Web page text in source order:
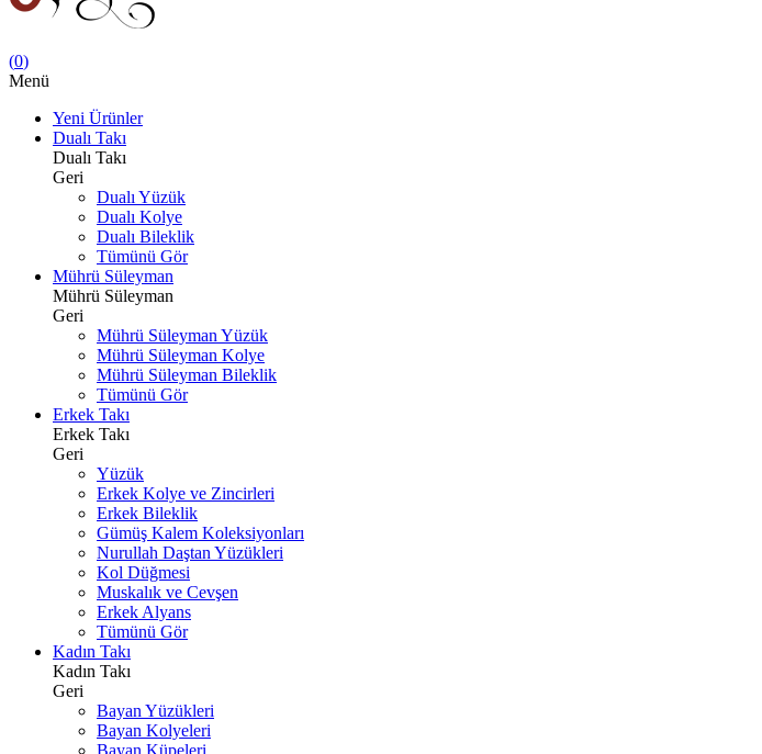
(0)
Menü
Yeni Ürünler
Dualı Takı
Dualı Takı
Geri
Dualı Yüzük
Dualı Kolye
Dualı Bileklik
Tümünü Gör
Mührü Süleyman
Mührü Süleyman
Geri
Mührü Süleyman Yüzük
Mührü Süleyman Kolye
Mührü Süleyman Bileklik
Tümünü Gör
Erkek Takı
Erkek Takı
Geri
Yüzük
Erkek Kolye ve Zincirleri
Erkek Bileklik
Gümüş Kalem Koleksiyonları
Nurullah Daştan Yüzükleri
Kol Düğmesi
Muskalık ve Cevşen
Erkek Alyans
Tümünü Gör
Kadın Takı
Kadın Takı
Geri
Bayan Yüzükleri
Bayan Kolyeleri
Bayan Küpeleri